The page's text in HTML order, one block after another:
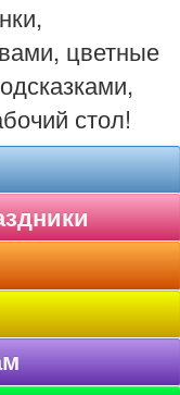
цветные
стол!